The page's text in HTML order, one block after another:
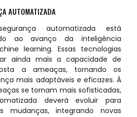
AUTOMATIZADA
automatizada está
ao avanço da inteligência
learning. Essas tecnologias
ainda mais a capacidade de
a ameaças, tornando os
mais adaptáveis e eficazes. À
se tornam mais sofisticadas,
deverá evoluir para
mudanças, integrando novas